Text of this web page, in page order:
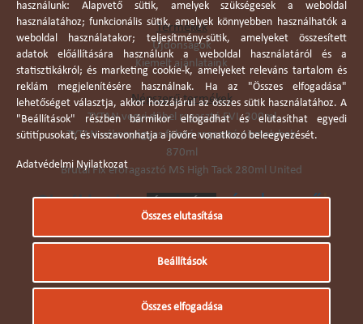
Termékek
Újdonságok
Kiemelt ajánlataink
Népszerű termékek
TYTAN vegyi dübel ragasztó EVI. 300ml
TYTAN vékonyágyas falazó ragasztó pisztolyhab
870ml
Brutál Fix erőragasztó MS High Tack 280ml United
Készítette:I.T.C. Kft.
használunk: Alapvető sütik, amelyek szükségesek a weboldal
használatához; funkcionális sütik, amelyek könnyebben használhatók a
weboldal használatakor; teljesítmény-sütik, amelyeket összesített
adatok előállítására használunk a weboldal használatáról és a
statisztikákról; és marketing cookie-k, amelyeket releváns tartalom és
reklám megjelenítésére használnak. Ha az "Összes elfogadása"
lehetőséget választja, akkor hozzájárul az összes sütik használatához. A
"Beállítások" részben bármikor elfogadhat és elutasíthat egyedi
sütitípusokat, és visszavonhatja a jövőre vonatkozó beleegyezését.
Adatvédelmi Nyilatkozat
Összes elutasítása
Beállítások
Összes elfogadása